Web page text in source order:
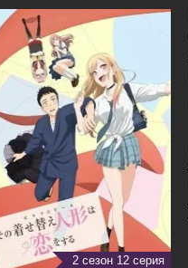
2 сезон 12 серия